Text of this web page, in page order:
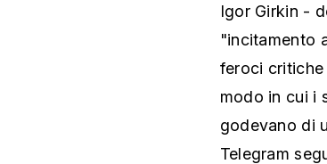
Igor Girkin -
"incitamento
feroci
modo in cui i
godevano di
Telegram